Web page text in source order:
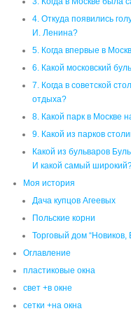
4. Откуда появились
И. Ленина?
5. Когда впервые в
6. Какой московский
7. Когда в советской
отдыха?
8. Какой парк в Москве
9. Какой из парков
Какой из бульваров
И какой самый
Моя история
Дача купцов Агеевых
Польские корни
Торговый дом “Новиков,
Оглавление
пластиковые окна
свет +в окне
сетки +на окна